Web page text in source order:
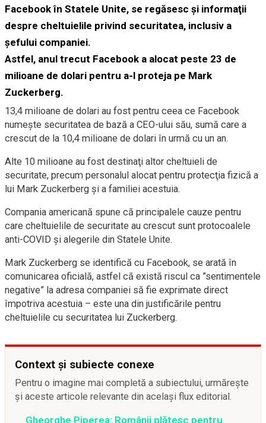
Facebook în Statele Unite, se regăsesc şi informaţii
despre cheltuielile privind securitatea, inclusiv a
şefului companiei.
Astfel, anul trecut Facebook a alocat peste 23 de
milioane de dolari pentru a-l proteja pe Mark
Zuckerberg.
13,4 milioane de dolari au fost pentru ceea ce Facebook
numeşte securitatea de bază a CEO-ului său, sumă care a
crescut de la 10,4 milioane de dolari în urmă cu un an.
Alte 10 milioane au fost destinaţi altor cheltuieli de
securitate, precum personalul alocat pentru protecţia fizică a
lui Mark Zuckerberg şi a familiei acestuia.
Compania americană spune că principalele cauze pentru
care cheltuielile de securitate au crescut sunt protocoalele
anti-COVID şi alegerile din Statele Unite.
Mark Zuckerberg se identifică cu Facebook, se arată în
comunicarea oficială, astfel că există riscul ca ”sentimentele
negative” la adresa companiei să fie exprimate direct
împotriva acestuia – este una din justificările pentru
cheltuielile cu securitatea lui Zuckerberg.
Context și subiecte conexe
Pentru o imagine mai completă a subiectului, urmărește
și aceste articole relevante din același flux editorial.
Gheorghe Piperea: Românii plătesc pentru